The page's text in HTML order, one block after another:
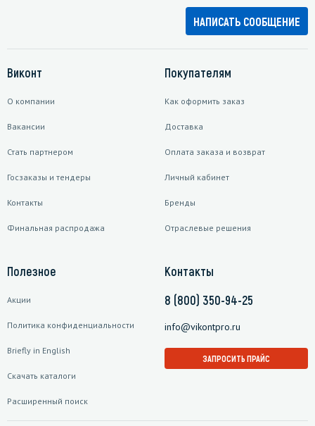
НАПИСАТЬ СООБЩЕНИЕ
Виконт
О компании
Вакансии
Стать партнером
Госзаказы и тендеры
Контакты
Финальная распродажа
Покупателям
Как оформить заказ
Доставка
Оплата заказа и возврат
Личный кабинет
Бренды
Отраслевые решения
Полезное
Акции
Политика конфиденциальности
Briefly in English
Скачать каталоги
Расширенный поиск
Контакты
8 (800) 350-94-25
info@vikontpro.ru
ЗАПРОСИТЬ ПРАЙС